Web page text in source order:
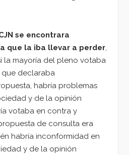
se encontrara
que la iba llevar a perder
la mayoría del pleno votaba
declaraba
habría problemas
y de la opinión
votaba en contra y
de consulta era
habría inconformidad en
y de la opinión